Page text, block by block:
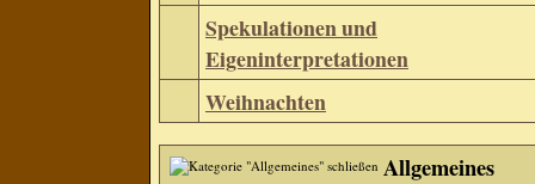
Spekulationen und
Eigeninterpretationen
Weihnachten
Allgemeines